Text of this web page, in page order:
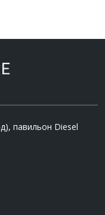
павильон Diesel